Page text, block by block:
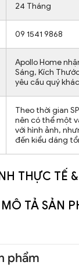
24 Tháng
09 1541 9868
Apollo Home
Sáng, Kích
yêu cầu quý
Theo thời gian
nên có thể một
với hình ảnh,
đến kiểu dáng
THỰC TẾ
MÔ TẢ SẢN
phẩm